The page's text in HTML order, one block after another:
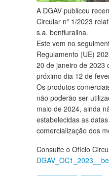
A DGAV publicou
Circular nº 1/2023
s.a. benfluralina.
Este vem no
Regulamento (UE)
20 de janeiro de 2023
próximo dia 12 de
Os produtos
não poderão ser
maio de 2024, ainda
estabelecidas as
comercialização dos
Consulte o Ofício